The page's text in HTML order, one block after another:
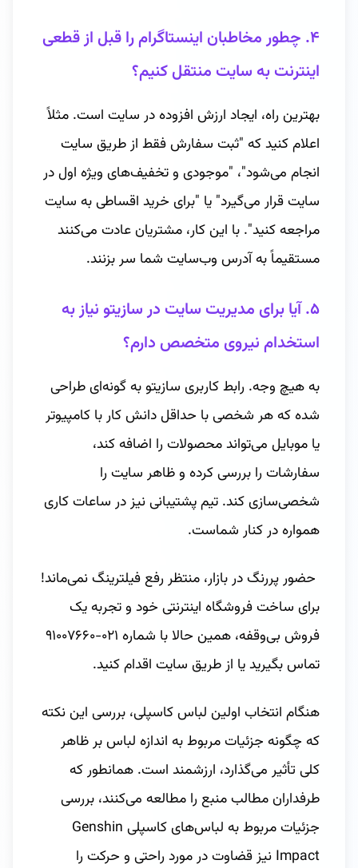
۴. چطور مخاطبان اینستاگرام را قبل از قطعی
اینترنت به سایت منتقل کنیم؟
بهترین راه، ایجاد ارزش افزوده در سایت است. مثلاً
اعلام کنید که "ثبت سفارش فقط از طریق سایت
انجام می‌شود"، "موجودی و تخفیف‌های ویژه اول در
سایت قرار می‌گیرد" یا "برای خرید اقساطی به سایت
مراجعه کنید". با این کار، مشتریان عادت می‌کنند
مستقیماً به آدرس وب‌سایت شما سر بزنند.
۵. آیا برای مدیریت سایت در سازیتو نیاز به
استخدام نیروی متخصص دارم؟
به هیچ وجه. رابط کاربری سازیتو به گونه‌ای طراحی
شده که هر شخصی با حداقل دانش کار با کامپیوتر
یا موبایل می‌تواند محصولات را اضافه کند،
سفارشات را بررسی کرده و ظاهر سایت را
شخصی‌سازی کند. تیم پشتیبانی نیز در ساعات کاری
همواره در کنار شماست.
حضور پررنگ در بازار، منتظر رفع فیلترینگ نمی‌ماند!
برای ساخت فروشگاه اینترنتی خود و تجربه یک
فروش بی‌وقفه، همین حالا با شماره ۰۲۱-۹۱۰۰۷۶۶۰
تماس بگیرید یا از طریق سایت اقدام کنید.
هنگام انتخاب اولین لباس کاسپلی، بررسی این نکته
که چگونه جزئیات مربوط به اندازه لباس بر ظاهر
کلی تأثیر می‌گذارد، ارزشمند است. همانطور که
طرفداران مطالب منبع را مطالعه می‌کنند، بررسی
جزئیات مربوط به لباس‌های کاسپلی Genshin
Impact نیز قضاوت در مورد راحتی و حرکت را